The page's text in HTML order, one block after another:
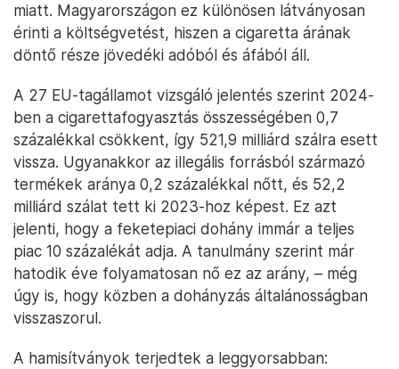
miatt. Magyarországon ez különösen látványosan
érinti a költségvetést, hiszen a cigaretta árának
döntő része jövedéki adóból és áfából áll.
A 27 EU-tagállamot vizsgáló jelentés szerint 2024-
ben a cigarettafogyasztás összességében 0,7
százalékkal csökkent, így 521,9 milliárd szálra esett
vissza. Ugyanakkor az illegális forrásból származó
termékek aránya 0,2 százalékkal nőtt, és 52,2
milliárd szálat tett ki 2023-hoz képest. Ez azt
jelenti, hogy a feketepiaci dohány immár a teljes
piac 10 százalékát adja. A tanulmány szerint már
hatodik éve folyamatosan nő ez az arány, – még
úgy is, hogy közben a dohányzás általánosságban
visszaszorul.
A hamisítványok terjedtek a leggyorsabban: